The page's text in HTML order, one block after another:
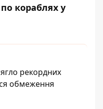
кораблях у
рекордних
обмеження